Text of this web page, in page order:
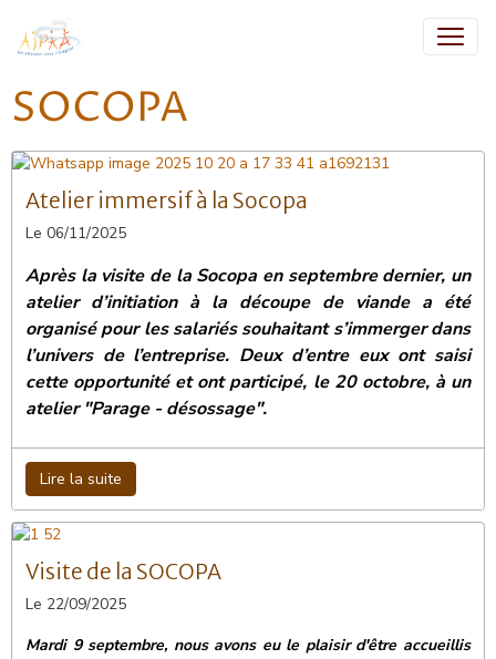
SOCOPA
Atelier immersif à la Socopa
Le 06/11/2025
Après la visite de la Socopa en septembre dernier, un
atelier d’initiation à la découpe de viande a été
organisé pour les salariés souhaitant s’immerger dans
l’univers de l’entreprise. Deux d’entre eux ont saisi
cette opportunité et ont participé, le 20 octobre, à un
atelier "Parage - désossage".
Lire la suite
Visite de la SOCOPA
Le 22/09/2025
Mardi 9 septembre, nous avons eu le plaisir d'être accueillis